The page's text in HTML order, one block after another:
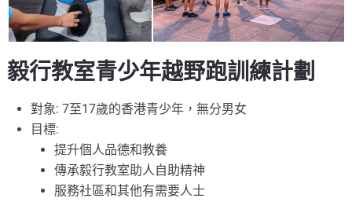
毅行教室青少年越野跑訓練計劃
對象: 7至17歲的香港青少年，無分男女
目標:
提升個人品德和教養
傳承毅行教室助人自助精神
服務社區和其他有需要人士